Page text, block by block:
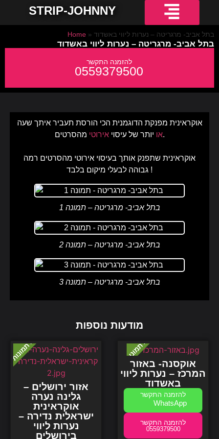
STRIP-JOHNNY
Home » בתל אביב- מרגריטה – נערות ליווי באשדוד
בתל אביב- מרגריטה – נערות ליווי באשדוד
0559379500
אוקראינית מפנקת הדוגמנית הכי הורסת תעביר איתך שעה
או יותר של עיסויאירוטי מהסרטים.
אוקראינית שתפנק אותך בעיסוי אירוטי מהסרטים רמה
גבוהה לבעלי מיקום בלבד !
בתל אביב- מרגריטה – תמונה 1
בתל אביב- מרגריטה – תמונה 2
בתל אביב- מרגריטה – תמונה 3
מודעות נוספות
אזור ירושלים –
גלינה נערה
אוקראינית
ישראלית נדירה –
נערותליווי
בירושלים
אוקסנה- באזור
המרכז – נערות ליווי
באשדוד
WhatsApp
0559379500